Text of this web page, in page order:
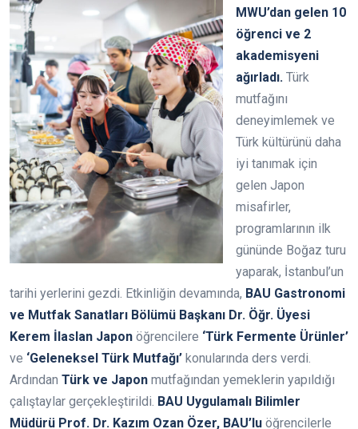
MWU’dan gelen 10
öğrenci ve 2
akademisyeni
ağırladı. Türk
mutfağını
deneyimlemek ve
Türk kültürünü daha
iyi tanımak için
gelen Japon
misafirler,
programlarının ilk
gününde Boğaz turu
yaparak, İstanbul’un
tarihi yerlerini gezdi. Etkinliğin devamında, BAU Gastronomi
ve Mutfak Sanatları Bölümü Başkanı Dr. Öğr. Üyesi
Kerem İlaslan Japon öğrencilere ‘Türk Fermente Ürünler’
ve ‘Geleneksel Türk Mutfağı’ konularında ders verdi.
Ardından Türk ve Japon mutfağından yemeklerin yapıldığı
çalıştaylar gerçekleştirildi. BAU Uygulamalı Bilimler
Müdürü Prof. Dr. Kazım Ozan Özer, BAU’lu öğrencilerle